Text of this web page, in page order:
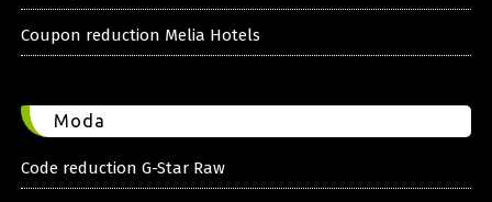
Coupon reduction Melia Hotels
Moda
Code reduction G-Star Raw